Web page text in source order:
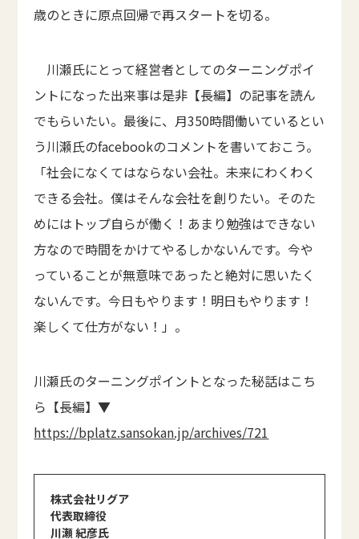
歳のときに原点回帰で再スタートを切る。
川瀬氏にとって経営者としてのターニングポイ
ントになった出来事は是非【長編】の記事を読ん
でもらいたい。最後に、月350時間働いているとい
う川瀬氏のfacebookのコメントを書いておこう。
「社会になくてはならない会社。未来にわくわく
できる会社。僕はそんな会社を創りたい。そのた
めにはトップ自らが働く！あまり勉強はできない
方なので時間をかけてやるしかないんです。今や
っていることが無意味であったと絶対に思いたく
ないんです。今日もやります！明日もやります！
楽しくて仕方がない！」。
川瀬氏のターニングポイントとなった秘話はこち
ら【長編】▼
https://bplatz.sansokan.jp/archives/721
株式会社リグア
代表取締役
川瀬 紀彦氏